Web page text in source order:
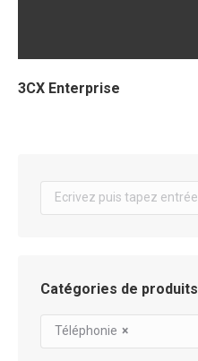
3CX Enterprise
Search:
Catégories de produits
×
Téléphonie